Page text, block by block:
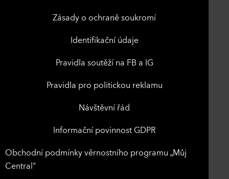
Zásady o ochraně soukromí
Identifikační údaje
Pravidla soutěží na FB a IG
Pravidla pro politickou reklamu
Návštěvní řád
Informační povinnost GDPR
Obchodní podmínky věrnostního programu „Můj
Central"